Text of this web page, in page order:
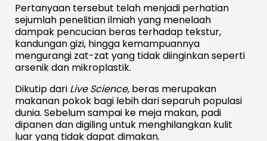
Pertanyaan tersebut telah menjadi perhatian
sejumlah penelitian ilmiah yang menelaah
dampak pencucian beras terhadap tekstur,
kandungan gizi, hingga kemampuannya
mengurangi zat-zat yang tidak diinginkan seperti
arsenik dan mikroplastik.
Dikutip dari Live Science, beras merupakan
makanan pokok bagi lebih dari separuh populasi
dunia. Sebelum sampai ke meja makan, padi
dipanen dan digiling untuk menghilangkan kulit
luar yang tidak dapat dimakan.